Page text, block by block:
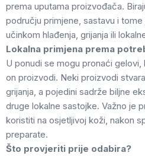
prema uputama proizvođača.
području primjene, sastavu i
učinkom hlađenja, grijanja ili
Lokalna primjena prema
U ponudi se mogu pronaći
on proizvodi. Neki proizvodi
grijanja, a pojedini sadrže biljne
druge lokalne sastojke. Važno je
koristiti na osjetljivoj koži, nakon
preparate.
Što provjeriti prije odabira?